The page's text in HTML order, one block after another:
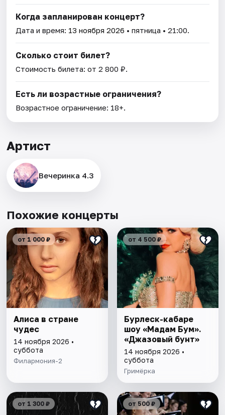
Когда запланирован концерт?
Дата и время: 13 ноября 2026 • пятница • 21:00.
Сколько стоит билет?
Стоимость билета: от 2 800 ₽.
Есть ли возрастные ограничения?
Возрастное ограничение: 18+.
Артист
Вечеринка 4.3
Похожие концерты
от 1 000 ₽
Алиса в стране
чудес
14 ноября 2026 •
суббота
Филармония-2
от 4 500 ₽
Бурлеск-кабаре
шоу «Мадам Бум».
«Джазовый бунт»
14 ноября 2026 •
суббота
Гримёрка
от 1 300 ₽ от 500 ₽